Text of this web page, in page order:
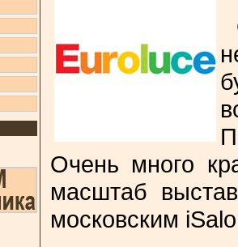
Очень много
масштаб
московским